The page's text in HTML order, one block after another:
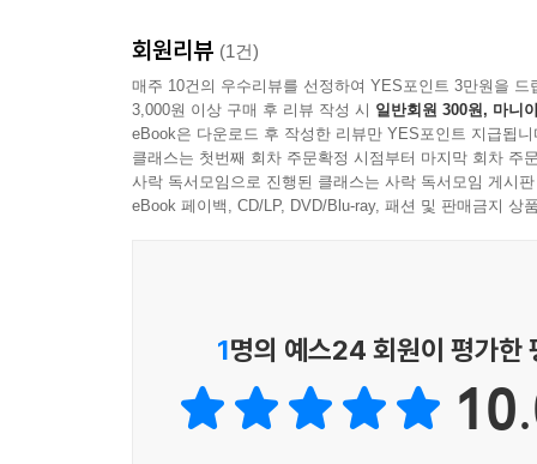
그 자신 사진예술의 태동기에 초현실주의 사진가
들 모두와 연결되어 있었다. 그러나 피카소와
시작한 도라 마르의 수첩에 이제 예술가 대신
라캉에게 주기적으로 정신분석을 받았고 정신병
종교적 열정으로 채워진다. 피카소의 권유에 따
그녀는 사부아가의 아파트에 칩거한 채 서서히
한 존재의 여러 얼굴, 한 사람을 안다는 것은 무엇
제일 처음 만난 도라 마르는 야심 있고 좌파 사회
회원리뷰 (1건)
매주 10건의 우수리뷰를 선정하여 YES포인트 3만원을 드
3,000원 이상 구매 후 리뷰 작성 시 일반회원 300원, 마니
eBook은 다운로드 후 작성한 리뷰만 YES포인트 지급됩니
클래스는 첫번째 회차 주문확정 시점부터 마지막 회차 주
사락 독서모임으로 진행된 클래스는 사락 독서모임 게시
eBook 페이백, CD/LP, DVD/Blu-ray, 패션 및 판매금지 상
1명의 예스24 회원이 평가한